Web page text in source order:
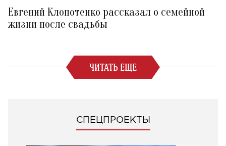
Евгений Клопотенко рассказал о семейной
жизни после свадьбы
ЧИТАТЬ ЕЩЕ
СПЕЦПРОЕКТЫ